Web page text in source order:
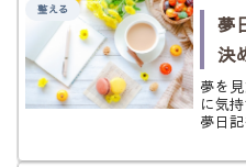
が売
っ...
整える
夢
決
み
夢を
に気
夢日
です。